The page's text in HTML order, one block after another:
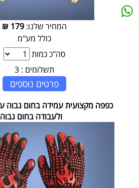
המחיר שלנו:179
₪
כולל מע"מ
סה"כ כמות
תשלומים : 3
פרטים נוספים
ולעבודה בחום גבוה